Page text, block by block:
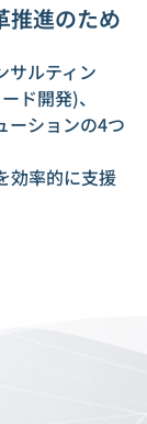
推進のため
サルティン
ド開発)、
ーションの4つ
効率的に支援